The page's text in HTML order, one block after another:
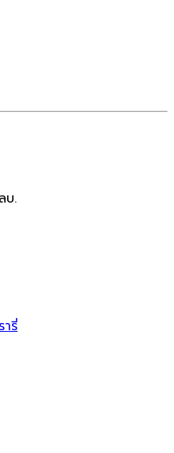
บ.
ารี่